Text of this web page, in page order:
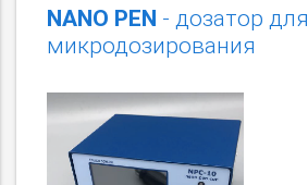
NANO PEN - дозатор для
микродозирования